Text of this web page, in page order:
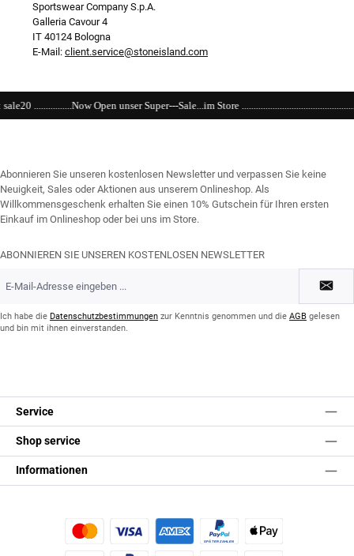
Sportswear Company S.p.A.
Galleria Cavour 4
IT 40124 Bologna
E-Mail: client.service@stoneisland.com
Open unser Super---Sale...im Store
Abonnieren Sie unseren kostenlosen Newsletter und verpassen Sie keine
Neuigkeit, Sales oder Aktionen aus unserem Onlineshop. Als
Willkommensgeschenk erhalten Sie einen 10% Gutschein für Ihren ersten
Einkauf im Onlineshop oder bei uns im Store.
ABONNIEREN SIE UNSEREN KOSTENLOSEN NEWSLETTER
Mail-
*Ich habe die Datenschutzbestimmungen zur Kenntnis genommen und die AGB gelesen
und bin mit ihnen einverstanden.
Service
Shop service
Informationen
Kredit- oder Debitkarte Später BezahlenApple Pay